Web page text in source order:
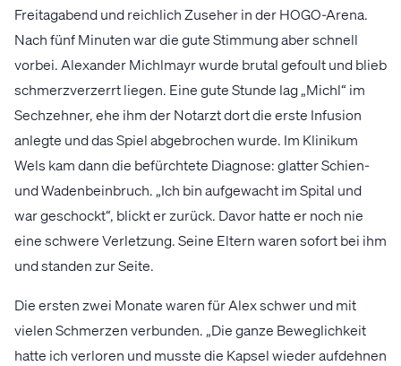
Freitagabend und reichlich Zuseher in der HOGO-Arena.
Nach fünf Minuten war die gute Stimmung aber schnell
vorbei. Alexander Michlmayr wurde brutal gefoult und blieb
schmerzverzerrt liegen. Eine gute Stunde lag „Michl“ im
Sechzehner, ehe ihm der Notarzt dort die erste Infusion
anlegte und das Spiel abgebrochen wurde. Im Klinikum
Wels kam dann die befürchtete Diagnose: glatter Schien-
und Wadenbeinbruch. „Ich bin aufgewacht im Spital und
war geschockt“, blickt er zurück. Davor hatte er noch nie
eine schwere Verletzung. Seine Eltern waren sofort bei ihm
und standen zur Seite.
Die ersten zwei Monate waren für Alex schwer und mit
vielen Schmerzen verbunden. „Die ganze Beweglichkeit
hatte ich verloren und musste die Kapsel wieder aufdehnen